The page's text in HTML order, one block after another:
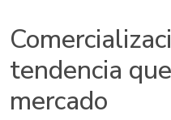
tendencia
mercado